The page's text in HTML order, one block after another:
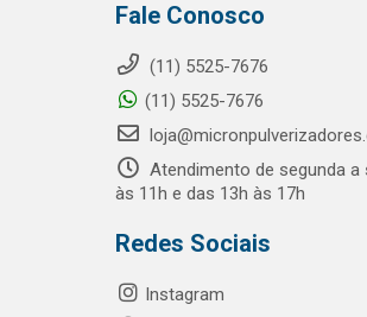
Fale Conosco
(11) 5525-7676
(11) 5525-7676
Atendimento de segunda
às 11h e das 13h às 17h
Redes Sociais
Instagram